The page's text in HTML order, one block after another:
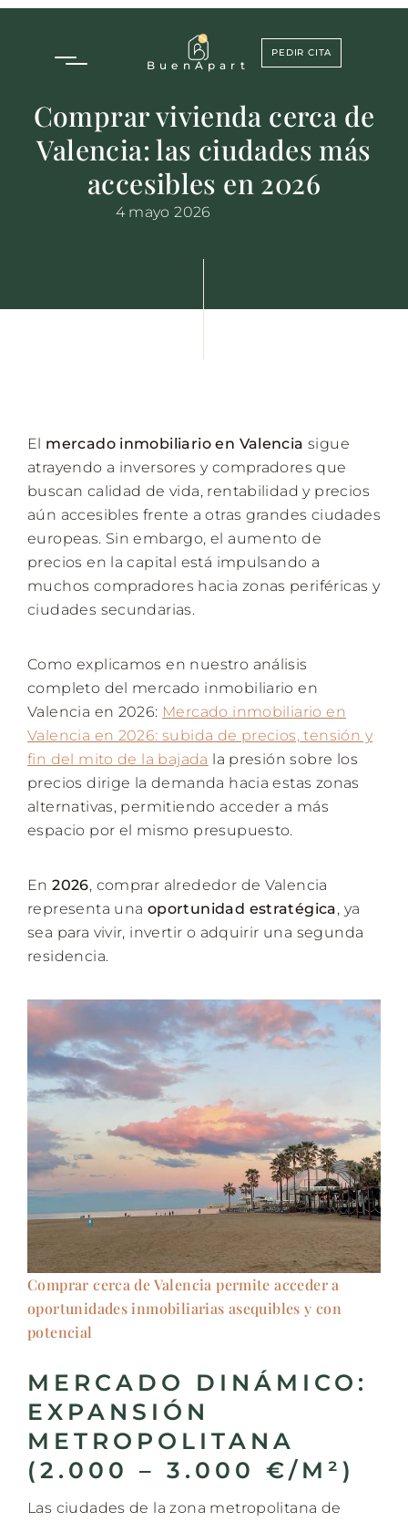
Buen Apart
PEDIR CITA
Comprar vivienda cerca de
Valencia: las ciudades más
accesibles en 2026
4 mayo 2026
El mercado inmobiliario en Valencia sigue
atrayendo a inversores y compradores que
buscan calidad de vida, rentabilidad y precios
aún accesibles frente a otras grandes ciudades
europeas. Sin embargo, el aumento de
precios en la capital está impulsando a
muchos compradores hacia zonas periféricas y
ciudades secundarias.
Como explicamos en nuestro análisis
completo del mercado inmobiliario en
Valencia en 2026: Mercado inmobiliario en
Valencia en 2026: subida de precios, tensión y
fin del mito de la bajada la presión sobre los
precios dirige la demanda hacia estas zonas
alternativas, permitiendo acceder a más
espacio por el mismo presupuesto.
En2026, comprar alrededor de Valencia
representa una oportunidad estratégica, ya
sea para vivir, invertir o adquirir una segunda
residencia.
Comprar cerca de Valencia permite acceder a
oportunidades inmobiliarias asequibles y con
potencial
MERCADO DINÁMICO:
EXPANSIÓN
METROPOLITANA
(2.000 – 3.000 €/M²)
Las ciudades de la zona metropolitana de